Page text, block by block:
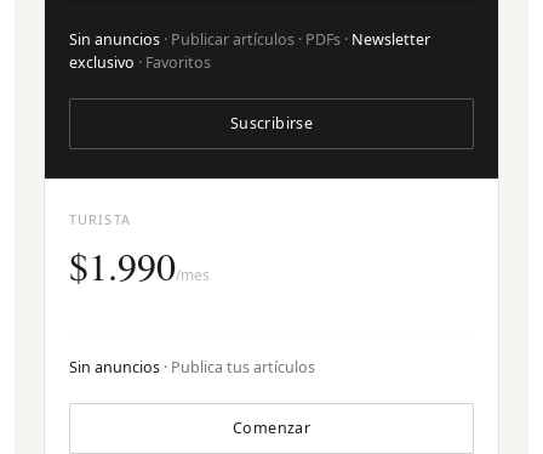
TURISTA
$1.990/mes
Sin anuncios · Publica tus artículos
Comenzar
Sin anuncios · Publicar artículos · PDFs · Newsletter
exclusivo · Favoritos
Suscribirse